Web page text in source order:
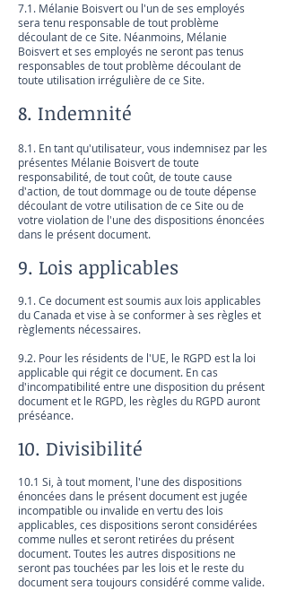
7.1. Mélanie Boisvert ou l'un de ses employés
sera tenu responsable de tout problème
découlant de ce Site. Néanmoins, Mélanie
Boisvert et ses employés ne seront pas tenus
responsables de tout problème découlant de
toute utilisation irrégulière de ce Site.
8. Indemnité
8.1. En tant qu'utilisateur, vous indemnisez par les
présentes Mélanie Boisvert de toute
responsabilité, de tout coût, de toute cause
d'action, de tout dommage ou de toute dépense
découlant de votre utilisation de ce Site ou de
votre violation de l'une des dispositions énoncées
dans le présent document.
9. Lois applicables
9.1. Ce document est soumis aux lois applicables
du Canada et vise à se conformer à ses règles et
règlements nécessaires.
9.2. Pour les résidents de l'UE, le RGPD est la loi
applicable qui régit ce document. En cas
d'incompatibilité entre une disposition du présent
document et le RGPD, les règles du RGPD auront
préséance.
10. Divisibilité
10.1 Si, à tout moment, l'une des dispositions
énoncées dans le présent document est jugée
incompatible ou invalide en vertu des lois
applicables, ces dispositions seront considérées
comme nulles et seront retirées du présent
document. Toutes les autres dispositions ne
seront pas touchées par les lois et le reste du
document sera toujours considéré comme valide.